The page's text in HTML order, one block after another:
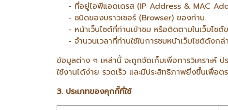
- ที่อยู่ไอพีแอดเดรส (IP Address & MAC
- ชนิดของบราวเซอร์ (Browser) ของท่าน
- หน้าเว็บไซต์ที่ท่านเข้าชม หรือติดตามในเว็บไซต์ข
- จำนวนเวลาที่ท่านใช้ในการชมหน้าเว็บไซต์ดังก
ข้อมูลต่าง ๆ เหล่านี้ จะถูกจัดเก็บเพื่อการวิเคราะห์
ใช้งานได้ง่าย รวดเร็ว และมีประสิทธิภาพยิ่งขึ้นเพื่
3. ประเภทของคุกกี้ที่ใช้